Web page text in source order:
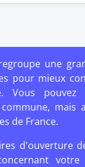
une
pour mieux
Vous pouvez
mais
de France.
d'ouverture